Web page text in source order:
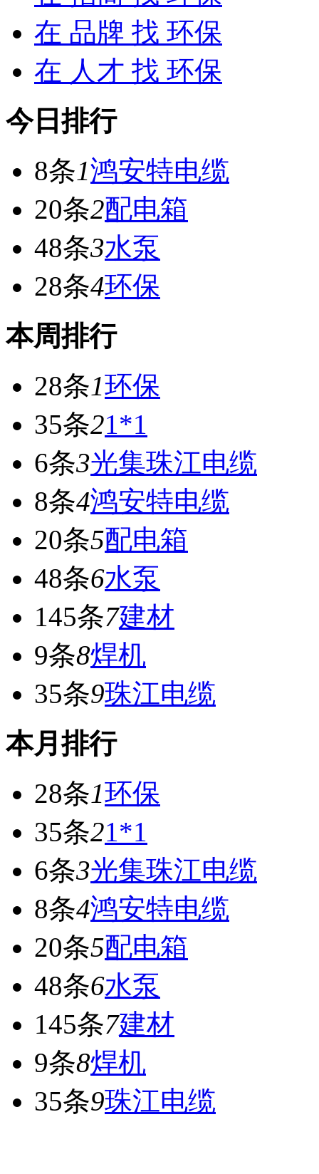
在 品牌 找 环保
在 人才 找 环保
今日排行
8条1鸿安特电缆
20条2配电箱
48条3水泵
28条4环保
本周排行
28条1环保
35条21*1
6条3光集珠江电缆
8条4鸿安特电缆
20条5配电箱
48条6水泵
145条7建材
9条8焊机
35条9珠江电缆
本月排行
28条1环保
35条21*1
6条3光集珠江电缆
8条4鸿安特电缆
20条5配电箱
48条6水泵
145条7建材
9条8焊机
35条9珠江电缆